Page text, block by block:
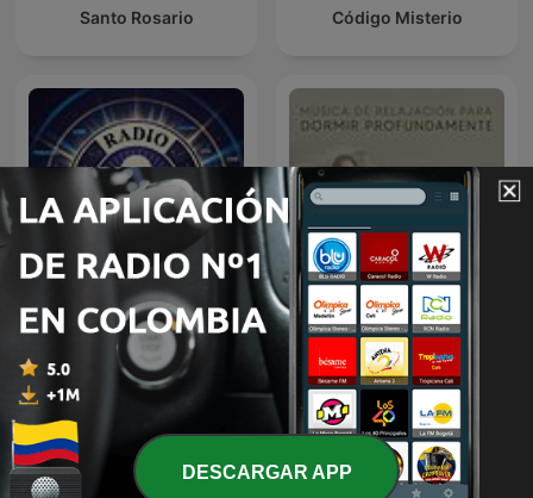
Santo Rosario Código Misterio
Emisora Cristiana
Música de Relajación para
DORMIR
DESCARGAR APP